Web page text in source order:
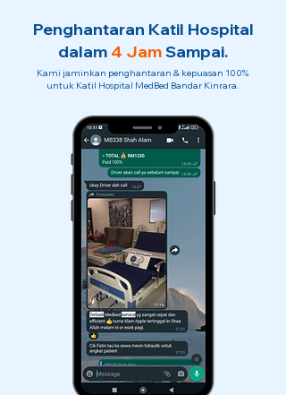
Penghantaran Katil Hospital
dalam 4 JamSampai.
Kami jaminkan penghantaran & kepuasan 100%
untuk Katil Hospital MedBed Bandar Kinrara.